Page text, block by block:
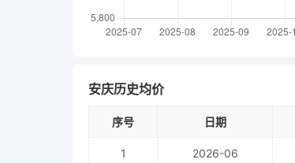
安庆历史均价
序号 日期
1 2026-06